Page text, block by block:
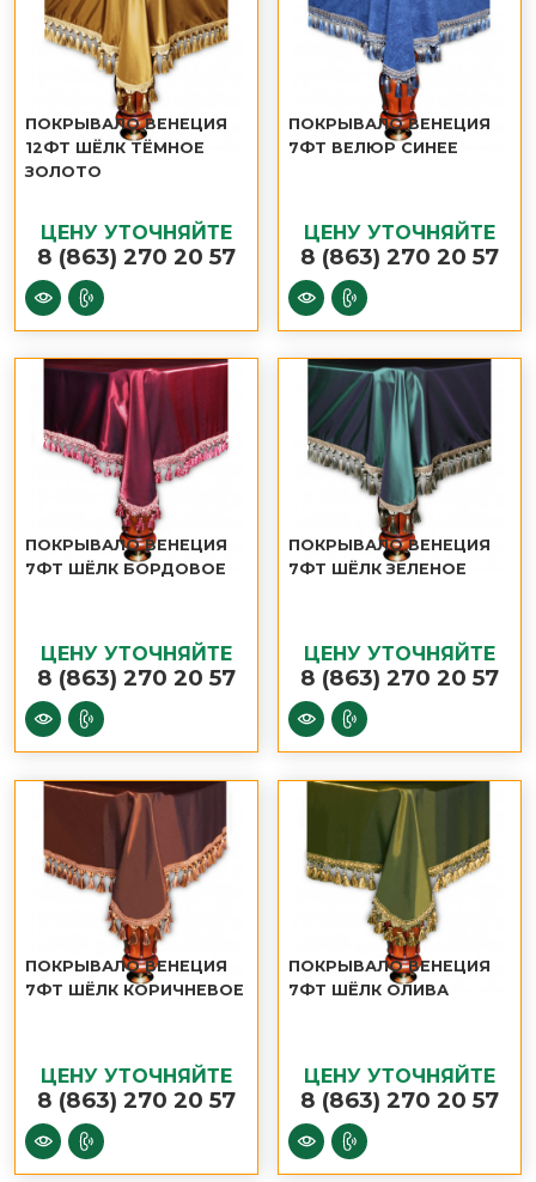
ПОКРЫВАЛО ВЕНЕЦИЯ
12ФТ ШЁЛК ТЁМНОЕ
ЗОЛОТО
ЦЕНУ УТОЧНЯЙТЕ
8 (863) 270 20 57
ПОКРЫВАЛО ВЕНЕЦИЯ
7ФТ ВЕЛЮР СИНЕЕ
ЦЕНУ УТОЧНЯЙТЕ
8 (863) 270 20 57
ПОКРЫВАЛО ВЕНЕЦИЯ
7ФТ ШЁЛК БОРДОВОЕ
ЦЕНУ УТОЧНЯЙТЕ
8 (863) 270 20 57
ПОКРЫВАЛО ВЕНЕЦИЯ
7ФТ ШЁЛК ЗЕЛЕНОЕ
ЦЕНУ УТОЧНЯЙТЕ
8 (863) 270 20 57
ПОКРЫВАЛО ВЕНЕЦИЯ
7ФТ ШЁЛК КОРИЧНЕВОЕ
ЦЕНУ УТОЧНЯЙТЕ
8 (863) 270 20 57
ПОКРЫВАЛО ВЕНЕЦИЯ
7ФТ ШЁЛК ОЛИВА
ЦЕНУ УТОЧНЯЙТЕ
8 (863) 270 20 57